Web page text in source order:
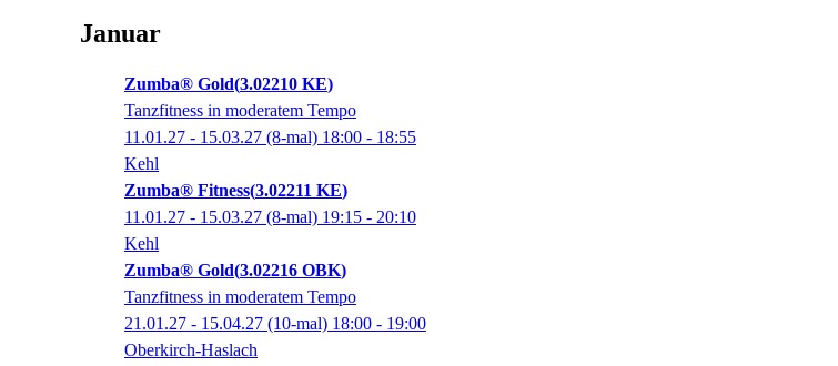
Januar
Zumba® Gold 3.02210 KE
Tanzfitness in moderatem Tempo
11.01.27 - 15.03.27 (8-mal) 18:00 - 18:55
Kehl
Zumba® Fitness 3.02211 KE
11.01.27 - 15.03.27 (8-mal) 19:15 - 20:10
Kehl
Zumba® Gold 3.02216 OBK
Tanzfitness in moderatem Tempo
21.01.27 - 15.04.27 (10-mal) 18:00 - 19:00
Oberkirch-Haslach